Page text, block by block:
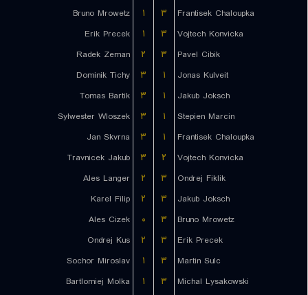
Bruno Mrowetz
۱ ۳
Frantisek Chaloupka
Erik Precek
۱ ۳
Vojtech Konvicka
Radek Zeman
۲ ۳
Pavel Cibik
Dominik Tichy
۳ ۱
Jonas Kulveit
Tomas Bartik
۳ ۱
Jakub Joksch
Sylwester Wloszek
۳ ۱
Stepien Marcin
Jan Skvrna
۳ ۱
Frantisek Chaloupka
Travnicek Jakub
۳ ۲
Vojtech Konvicka
Ales Langer
۲ ۳
Ondrej Fiklik
Karel Filip
۲ ۳
Jakub Joksch
Ales Cizek
۰ ۳
Bruno Mrowetz
Ondrej Kus
۲ ۳
Erik Precek
Sochor Miroslav
۱ ۳
Martin Sulc
Bartlomiej Molka
۱ ۳
Michal Lysakowski